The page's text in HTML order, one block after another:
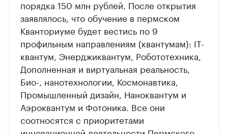
порядка 150 млн рублей. После открытия
заявлялось, что обучение в пермском
Кванториуме будет вестись по 9
профильным направлениям (квантумам): IT-
квантум, Энерджиквантум, Робототехника,
Дополненная и виртуальная реальность,
Био-, нанотехнологии, Космонавтика,
Промышленный дизайн, Наноквантум и
Аэроквантум и Фотоника. Все они
соотносятся с приоритетами